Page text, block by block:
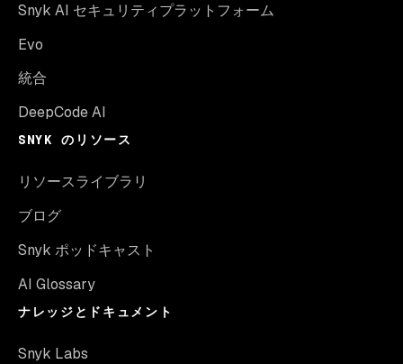
Snyk AI セキュリティプラットフォーム
Evo
統合
DeepCode AI
SNYK のリソース
リソースライブラリ
ブログ
Snyk ポッドキャスト
AI Glossary
ナレッジとドキュメント
Snyk Labs